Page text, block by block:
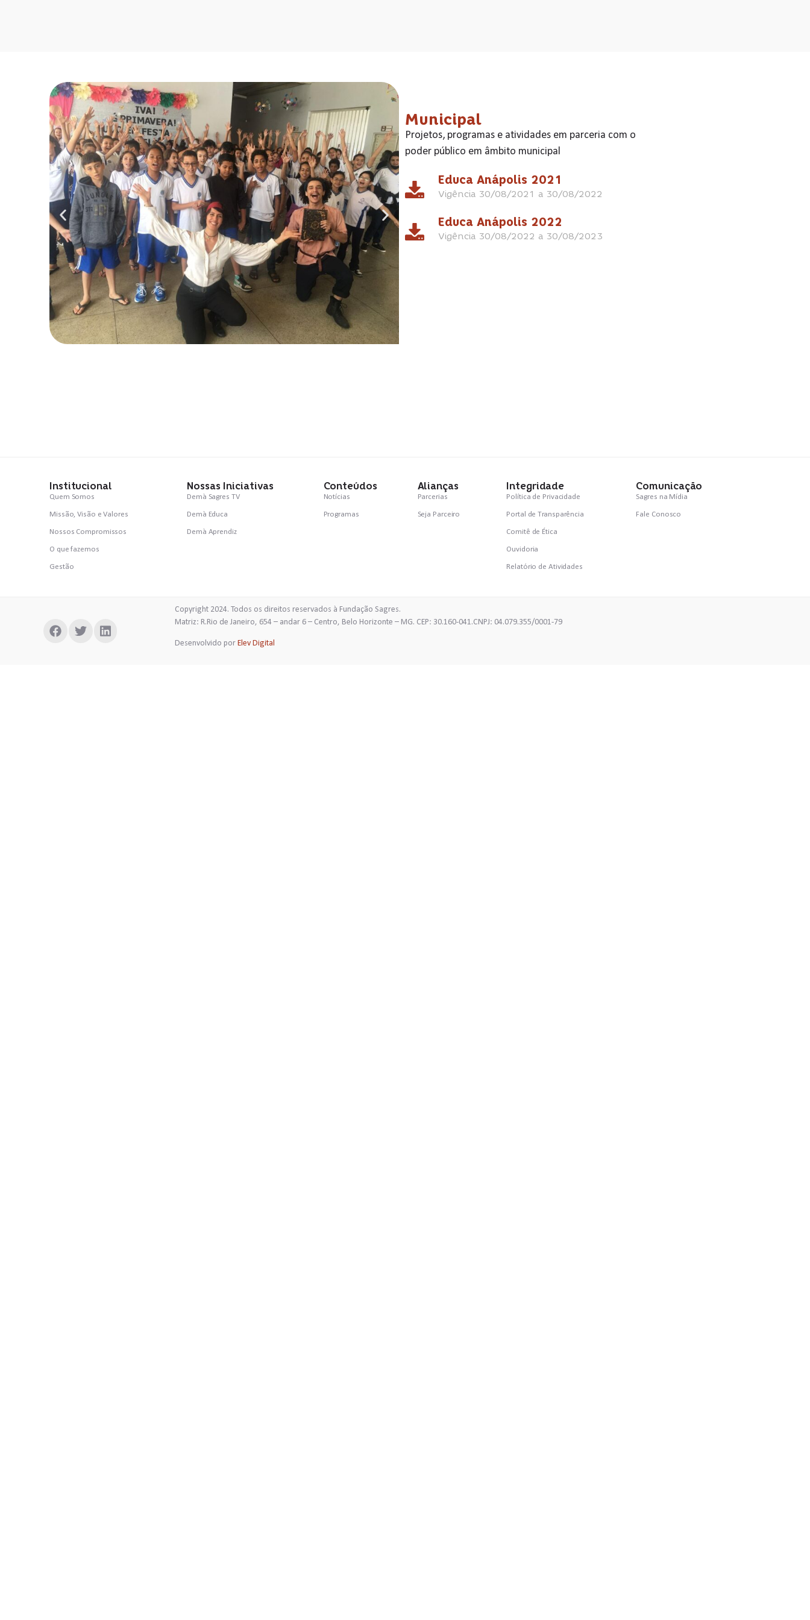
Municipal
Projetos, programas e atividades em parceria com o
poder público em âmbito municipal
Educa Anápolis 2021
Vigência 30/08/2021 a 30/08/2022
Educa Anápolis 2022
Vigência 30/08/2022 a 30/08/2023
Institucional
Quem Somos
Missão, Visão e Valores
Nossos Compromissos
O que fazemos
Gestão
Nossas Iniciativas
Demà Sagres TV
Demà Educa
Demà Aprendiz
Conteúdos
Notícias
Programas
Alianças
Parcerias
Seja Parceiro
Integridade
Política de Privacidade
Portal de Transparência
Comitê de Ética
Ouvidoria
Relatório de Atividades
Comunicação
Sagres na Mídia
Fale Conosco
Copyright 2024. Todos os direitos reservados à Fundação Sagres.
Matriz: R.Rio de Janeiro, 654 – andar 6 – Centro, Belo Horizonte – MG. CEP: 30.160-041.CNPJ: 04.079.355/0001-79
Desenvolvido por Elev Digital